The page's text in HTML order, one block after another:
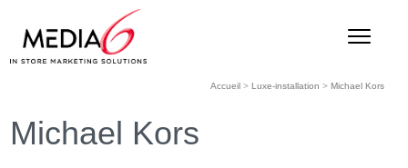
Accueil> Luxe-installation > Michael Kors
Michael Kors